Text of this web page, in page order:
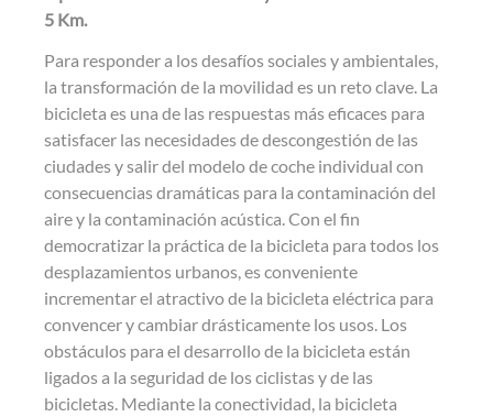
5 Km.
Para responder a los desafíos sociales y ambientales,
la transformación de la movilidad es un reto clave. La
bicicleta es una de las respuestas más eficaces para
satisfacer las necesidades de descongestión de las
ciudades y salir del modelo de coche individual con
consecuencias dramáticas para la contaminación del
aire y la contaminación acústica. Con el fin
democratizar la práctica de la bicicleta para todos los
desplazamientos urbanos, es conveniente
incrementar el atractivo de la bicicleta eléctrica para
convencer y cambiar drásticamente los usos. Los
obstáculos para el desarrollo de la bicicleta están
ligados a la seguridad de los ciclistas y de las
bicicletas. Mediante la conectividad, la bicicleta